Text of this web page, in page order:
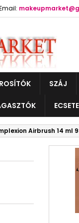
SZÁJ
Airbrush 14 ml